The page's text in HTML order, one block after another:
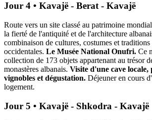
Jour 4 • Kavajë - Berat - Kavajë
Route vers un site classé au patrimoine
la fierté de l'antiquité et de l'architecture
combinaison de cultures, costumes et traditions
occidentales. Le Musée National Onufri. Ce
collection de 173 objets appartenant au trésor
monastères albanais. Visite d'une cave locale,
vignobles et dégustation. Déjeuner en cours
logement.
Jour 5 • Kavajë - Shkodra - Kavajë